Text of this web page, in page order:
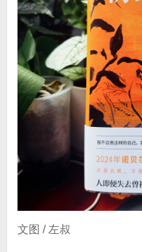
文图 / 左叔